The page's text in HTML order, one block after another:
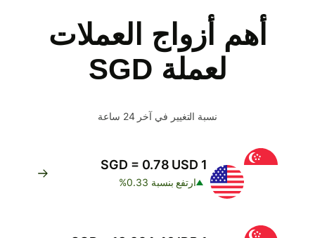
أهم أزواج العملات
لعملة SGD
نسبة التغيير في آخر 24 ساعة
1 SGD = 0.78 USD
ارتفع بنسبة 0.33%